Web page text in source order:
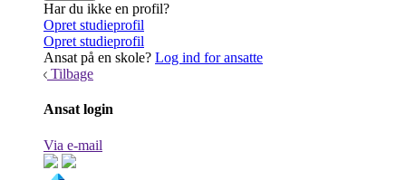
Har du ikke en profil?
Opret studieprofil
Opret studieprofil
Ansat på en skole? Log ind for ansatte
Tilbage
Ansat login
Via e-mail